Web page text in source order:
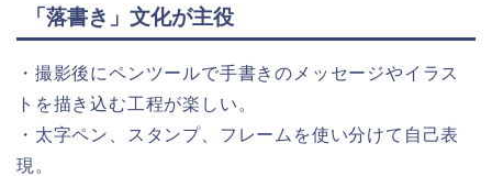
「落書き」文化が主役
・撮影後にペンツールで手書きのメッセージやイラス
トを描き込む工程が楽しい。
・太字ペン、スタンプ、フレームを使い分けて自己表
現。